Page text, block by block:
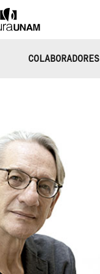
COLABORADORES